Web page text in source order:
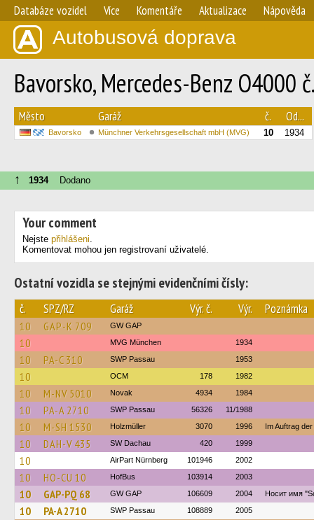
Databáze vozidel Více Komentáře Aktualizace Nápověda
Autobusová doprava
Bavorsko, Mercedes-Benz O4000
Město Garáž č. Od...
Bavorsko Münchner Verkehrsgesellschaft mbH (MVG) 10 1934
↑ 1934Dodano
Your comment
Nejste přihlášeni.
Komentovat mohou jen registrovaní uživatelé.
Ostatní vozidla se stejnými evidenčními čísly:
č. SPZ/RZ Garáž Výr. č. Výr. Poznámka
10 GAP-K 709 GW GAP
10 MVG München 1934
10 PA-C 310 SWP Passau 1953
10 OCM 178 1982
10 M-NV 5010 Novak 4934 1984
10 PA-A 2710 SWP Passau 56326 11/1988
10 M-SH 1530 Holzmüller 3070 1996 Im Auftrag der
10 DAH-V 435 SW Dachau 420 1999
10 AirPart Nürnberg 101946 2002
10 HO-CU 10 HofBus 103914 2003
10 GAP-PQ 68 GW GAP 106609 2004 Носит имя
10 PA-A 2710 SWP Passau 108889 2005